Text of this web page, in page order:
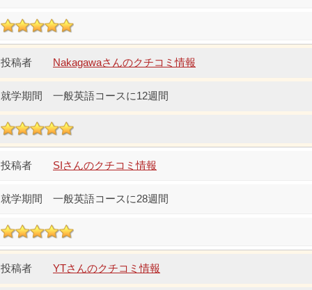
Nakagawaさんのクチコミ情報
一般英語コースに12週間
SIさんのクチコミ情報
一般英語コースに28週間
YTさんのクチコミ情報